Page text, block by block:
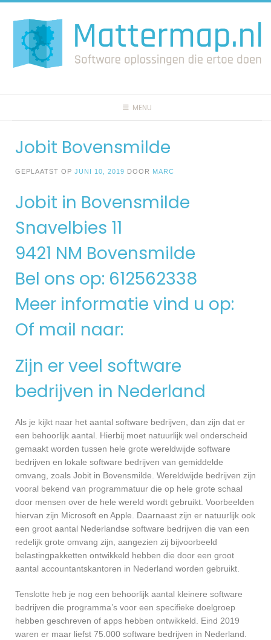
naar
inhoud
MENU
Jobit Bovensmilde
GEPLAATST OP JUNI 10, 2019 DOOR MARC
Jobit in Bovensmilde
Snavelbies 11
9421 NM Bovensmilde
Bel ons op: 612562338
Meer informatie vind u op:
Of mail naar:
Zijn er veel software
bedrijven in Nederland
Als je kijkt naar het aantal software bedrijven, dan zijn dat er
een behoorlijk aantal. Hierbij moet natuurlijk wel onderscheid
gemaakt worden tussen hele grote wereldwijde software
bedrijven en lokale software bedrijven van gemiddelde
omvang, zoals Jobit in Bovensmilde. Wereldwijde bedrijven zijn
vooral bekend van programmatuur die op hele grote schaal
door mensen over de hele wereld wordt gebruikt. Voorbeelden
hiervan zijn Microsoft en Apple. Daarnaast zijn er natuurlijk ook
een groot aantal Nederlandse software bedrijven die van een
redelijk grote omvang zijn, aangezien zij bijvoorbeeld
belastingpakketten ontwikkeld hebben die door een groot
aantal accountantskantoren in Nederland worden gebruikt.
Tenslotte heb je nog een behoorlijk aantal kleinere software
bedrijven die programma’s voor een specifieke doelgroep
hebben geschreven of apps hebben ontwikkeld. Eind 2019
waren er maar liefst 75.000 software bedrijven in Nederland.